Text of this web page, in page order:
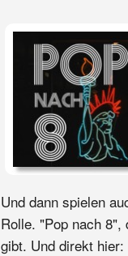
Und dann spielen
Rolle. "Pop nach
gibt. Und direkt hier: